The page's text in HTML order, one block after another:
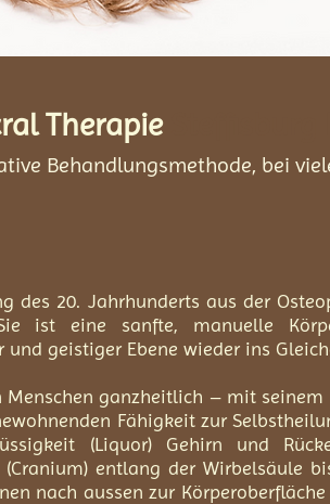
Therapie
Behandlungsmethode, bei
des 20. Jahrhunderts aus der
ist eine sanfte, manuelle
geistiger Ebene wieder ins
ganzheitlich – mit
Fähigkeit zur
(Liquor) Gehirn und
entlang der Wirbelsäule
nach aussen zur